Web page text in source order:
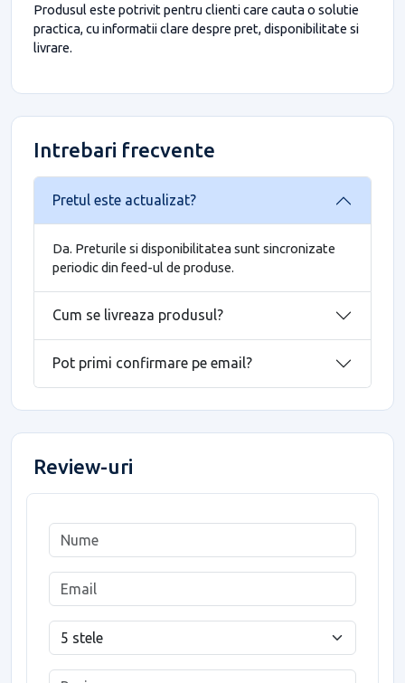
Produsul este potrivit pentru clienti care cauta o solutie
practica, cu informatii clare despre pret, disponibilitate si
livrare.
Intrebari frecvente
Pretul este actualizat?
Da. Preturile si disponibilitatea sunt sincronizate
periodic din feed-ul de produse.
Cum se livreaza produsul?
Pot primi confirmare pe email?
Review-uri